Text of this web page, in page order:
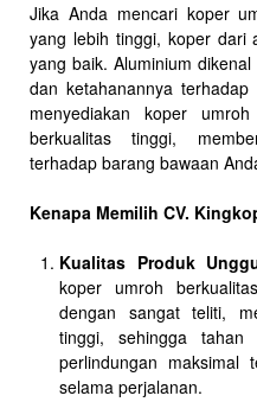
Jika Anda mencari koper
yang lebih tinggi, koper dari
yang baik. Aluminium
dan ketahanannya
menyediakan koper
berkualitas tinggi,
terhadap barang bawaan
Kenapa Memilih CV.
Kualitas Produk
koper umroh
dengan sangat teliti,
tinggi, sehingga
perlindungan maksimal
selama perjalanan.